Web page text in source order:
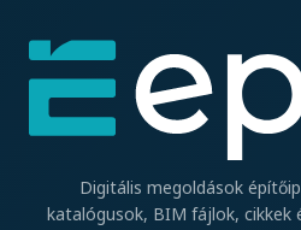
Digitális megoldások
katalógusok, BIM fájlok, cikkek